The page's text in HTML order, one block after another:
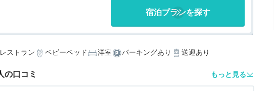
宿泊プランを探す
レストラン ベビーベッド 洋室 パーキングあり
送迎あり
の口コミ もっと見る